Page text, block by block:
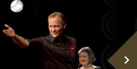
navigate_next